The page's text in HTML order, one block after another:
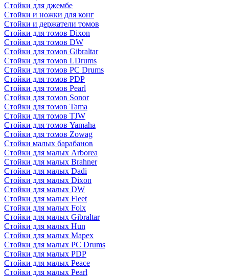
Стойки для джембе
Стойки и ножки для конг
Стойки и держатели томов
Стойки для томов Dixon
Стойки для томов DW
Стойки для томов Gibraltar
Стойки для томов LDrums
Стойки для томов PC Drums
Стойки для томов PDP
Стойки для томов Pearl
Стойки для томов Sonor
Стойки для томов Tama
Стойки для томов TJW
Стойки для томов Yamaha
Стойки для томов Zowag
Стойки малых барабанов
Стойки для малых Arborea
Стойки для малых Brahner
Стойки для малых Dadi
Стойки для малых Dixon
Стойки для малых DW
Стойки для малых Fleet
Стойки для малых Foix
Стойки для малых Gibraltar
Стойки для малых Hun
Стойки для малых Mapex
Стойки для малых PC Drums
Стойки для малых PDP
Стойки для малых Peace
Стойки для малых Pearl